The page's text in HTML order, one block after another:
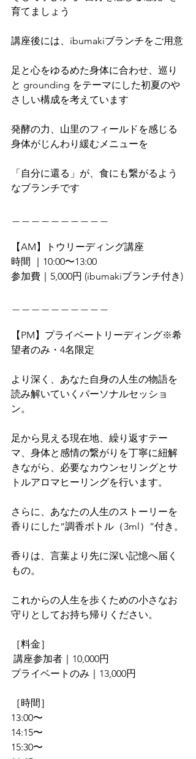
育てましょう
講座後には、ibumakiブランチをご用意
足と心をゆるめた身体に合わせ、巡り
と grounding をテーマにした初夏のや
さしい構成を考えています
発酵の力、山里のフィールドを感じる
身体がじんわり緩むメニューを
「自分に還る」が、食にも繋がるよう
なブランチです
【AM】トウリーディング講座
時間 ｜10:00〜13:00
参加費｜5,000円 (ibumakiブランチ付き)
【PM】プライベートリーディング※希
望者のみ・4名限定
より深く、あなた自身の人生の物語を
読み解いていくパーソナルセッショ
ン。
足から見える現在地、繰り返すテー
マ、身体と感情の繋がりを丁寧に紐解
きながら、必要なカウンセリングとサ
トルアロマヒーリングを行います。
さらに、あなたの人生のストーリーを
香りにした“調香ボトル（3ml）”付き。
香りは、言葉より先に深い記憶へ届く
もの。
これからの人生を歩くための小さなお
守りとしてお持ち帰りください。
［料金］
講座参加者｜10,000円
プライベートのみ｜13,000円
［時間］
13:00〜
14:15〜
15:30〜